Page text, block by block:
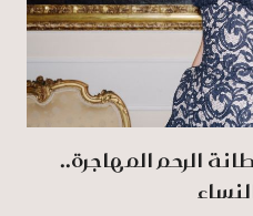
الرحم المهاجرة..